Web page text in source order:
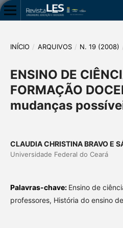
INÍCIO / ARQUIVOS / N. 19 (2008)
ENSINO DE
FORMAÇÃO
mudanças
CLAUDIA CHRISTINA BRAVO E
Universidade Federal do Ceará
Palavras-chave: Ensino de
professores, História do ensino